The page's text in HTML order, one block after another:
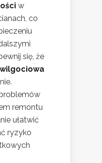
w
co
się, że
remontu
ułatwić
ryzyko